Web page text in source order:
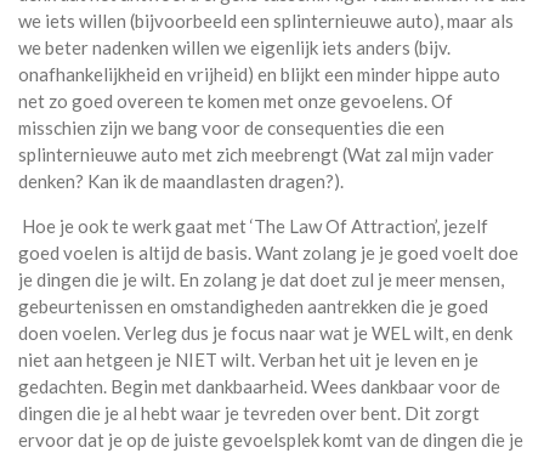
we iets willen (bijvoorbeeld een splinternieuwe auto), maar als
we beter nadenken willen we eigenlijk iets anders (bijv.
onafhankelijkheid en vrijheid) en blijkt een minder hippe auto
net zo goed overeen te komen met onze gevoelens. Of
misschien zijn we bang voor de consequenties die een
splinternieuwe auto met zich meebrengt (Wat zal mijn vader
denken? Kan ik de maandlasten dragen?).
Hoe je ook te werk gaat met ‘The Law Of Attraction’, jezelf
goed voelen is altijd de basis. Want zolang je je goed voelt doe
je dingen die je wilt. En zolang je dat doet zul je meer mensen,
gebeurtenissen en omstandigheden aantrekken die je goed
doen voelen. Verleg dus je focus naar wat je WEL wilt, en denk
niet aan hetgeen je NIET wilt. Verban het uit je leven en je
gedachten. Begin met dankbaarheid. Wees dankbaar voor de
dingen die je al hebt waar je tevreden over bent. Dit zorgt
ervoor dat je op de juiste gevoelsplek komt van de dingen die je